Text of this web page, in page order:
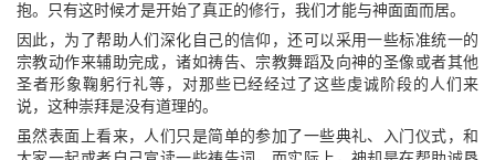
抱。只有这时候才是开始了真正的修行，我们才能与神面面而居。
因此，为了帮助人们深化自己的信仰，还可以采用一些标准统一的
宗教动作来辅助完成，诸如祷告、宗教舞蹈及向神的圣像或者其他
圣者形象鞠躬行礼等，对那些已经经过了这些虔诚阶段的人们来
说，这种崇拜是没有道理的。
虽然表面上看来，人们只是简单的参加了一些典礼、入门仪式，和